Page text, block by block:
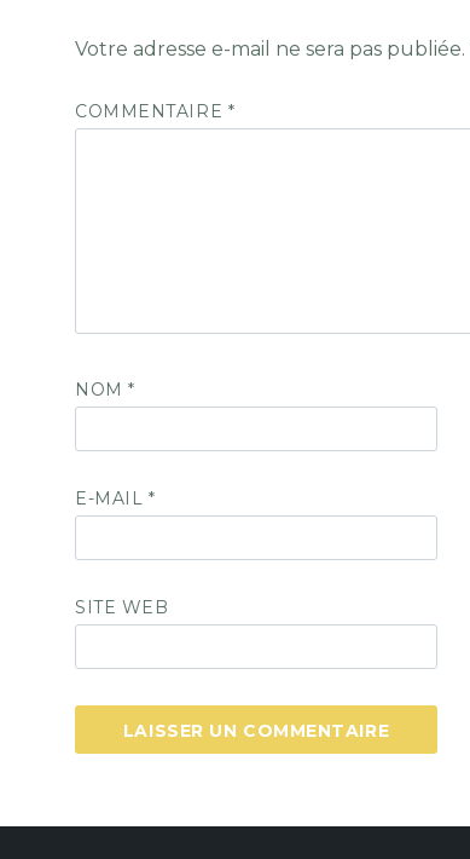
Votre adresse e-mail ne sera pas publiée.
COMMENTAIRE *
NOM*
E-MAIL *
SITE WEB